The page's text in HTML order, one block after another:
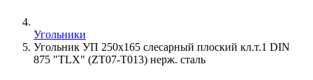
Угольники
Угольник УП 250х165 слесарный плоский кл.т.1 DIN
875 "TLX" (ZT07-T013) нерж. сталь